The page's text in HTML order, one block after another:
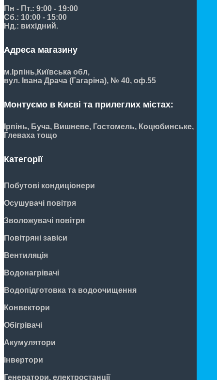
Пн - Пт.: 9:00 - 19:00
Сб.: 10:00 - 15:00
Нд.: вихідний.
Адреса магазину
м.Ірпінь,Київська обл,
вул. Івана Драча (Гагаріна), № 40, оф.55
Монтуємо в Києві та прилеглих містах:
Ірпінь, Буча, Вишневе, Гостомель, Коцюбинське,
Глеваха тощо
Категорії
Побутові кондиціонери
Осушувачі повітря
Зволожувачі повітря
Повітряні завіси
Вентиляція
Водонагрівачі
Водопідготовка та водоочищення
Конвектори
Обігрівачі
Акумулятори
Інвертори
Генератори, електростанції